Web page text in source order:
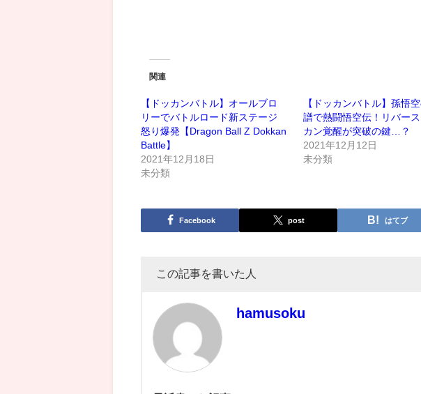
関連
【ドッカンバトル】オールブロ
リーでバトルロード新ステージ
怒り爆発【Dragon Ball Z Dokkan
Battle】
2021年12月18日
未分類
【ドッカンバトル】孫悟
譜で熱闘悟空伝！リバース
カン覚醒が突破の鍵…？
2021年12月12日
未分類
Facebook post はてブ
この記事を書いた人
hamusoku